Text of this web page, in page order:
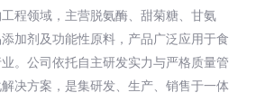
程领域，主营脱氨酶、甜菊糖、甘氨
加剂及功能性原料，产品广泛应用于食
。公司依托自主研发实力与严格质量管
决方案，是集研发、生产、销售于一体